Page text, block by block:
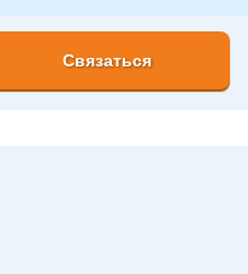
Связаться